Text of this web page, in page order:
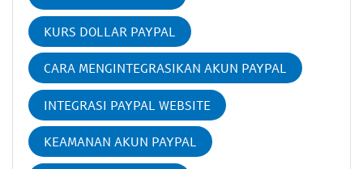
KURS DOLLAR PAYPAL
CARA MENGINTEGRASIKAN AKUN PAYPAL
INTEGRASI PAYPAL WEBSITE
KEAMANAN AKUN PAYPAL